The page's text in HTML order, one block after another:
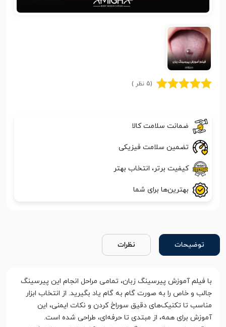
(5 نظر )
ضمانت سلامت کالا
تضمین سلامت فیزیکی
کیفیت برتر، انتخاب بهتر
بهترین‌ها برای شما
توضیحات نظرات
با فیلم آموزش پیرسینگ زبان، تمامی مراحل انجام این پیرسینگ
جالب و خاص را به صورت گام به گام یاد بگیرید. از انتخاب ابزار
مناسب تا تکنیک‌های دقیق سوراخ کردن و نکات ایمنی، این
آموزش برای همه، از مبتدی تا حرفه‌ای، طراحی شده است.